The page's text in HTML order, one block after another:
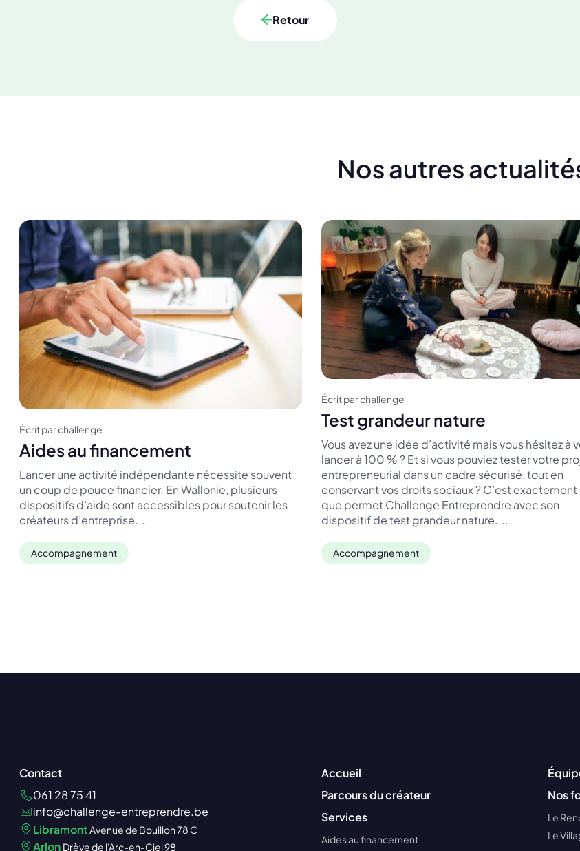
Retour
Nos autres
Écrit par challenge
Aides au financement
Lancer une activité indépendante nécessite souvent
un coup de pouce financier. En Wallonie, plusieurs
dispositifs d’aide sont accessibles pour soutenir les
créateurs d’entreprise....
Accompagnement
Écrit par challenge
Test grandeur nature
Vous avez une idée d’activité mais vous hésitez à
lancer à 100 % ? Et si vous pouviez tester votre
entrepreneurial dans un cadre sécurisé, tout en
conservant vos droits sociaux ? C’est exactement
que permet Challenge Entreprendre avec son
dispositif de test grandeur nature....
Accompagnement
Contact
061 28 75 41
info@challenge-entreprendre.be
Libramont Avenue de Bouillon 78 C
Arlon Drève de l'Arc-en-Ciel 98
Accueil
Parcours du créateur
Services
Aides au financement
Nos
Le
Le